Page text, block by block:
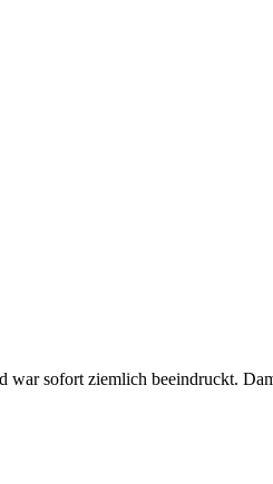
war sofort ziemlich beeindruckt.